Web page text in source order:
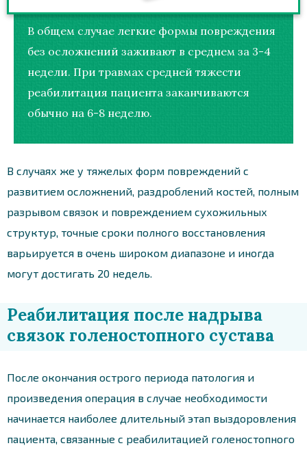
В общем случае легкие формы повреждения
без осложнений заживают в среднем за 3-4
недели. При травмах средней тяжести
реабилитация пациента заканчиваются
обычно на 6-8 неделю.
В случаях же у тяжелых форм повреждений с
развитием осложнений, раздроблений костей, полным
разрывом связок и повреждением сухожильных
структур, точные сроки полного восстановления
варьируется в очень широком диапазоне и иногда
могут достигать 20 недель.
Реабилитация после надрыва
связок голеностопного сустава
После окончания острого периода патология и
произведения операция в случае необходимости
начинается наиболее длительный этап выздоровления
пациента, связанные с реабилитацией голеностопного